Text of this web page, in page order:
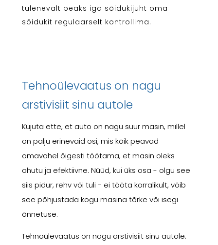
tulenevalt peaks iga sõidukijuht oma
sõidukit regulaarselt kontrollima.
Tehnoülevaatus on nagu
arstivisiit sinu autole
Kujuta ette, et auto on nagu suur masin, millel
on palju erinevaid osi, mis kõik peavad
omavahel õigesti töötama, et masin oleks
ohutu ja efektiivne. Nüüd, kui üks osa - olgu see
siis pidur, rehv või tuli - ei tööta korralikult, võib
see põhjustada kogu masina tõrke või isegi
õnnetuse.
Tehnoülevaatus on nagu arstivisiit sinu autole.